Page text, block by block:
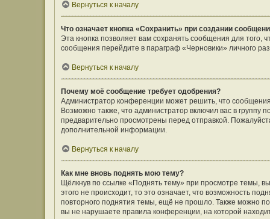
Вернуться к началу
Что означает кнопка «Сохранить» при создании
Эта кнопка позволяет вам сохранять сообщения для того,
сообщения перейдите в параграф «Черновики» личного
Вернуться к началу
Почему моё сообщение требует одобрения?
Администратор конференции может решить, что
Возможно также, что администратор включил вас в
предварительно просмотрены перед отправкой.
дополнительной информации.
Вернуться к началу
Как мне вновь поднять мою тему?
Щёлкнув по ссылке «Поднять тему» при просмотре темы,
этого не происходит, то это означает, что возможность
повторного поднятия темы, ещё не прошло. Также можно
вы не нарушаете правила конференции, на которой